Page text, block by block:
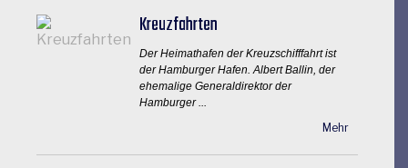
Kreuzfahrten
Der Heimathafen der Kreuzschifffahrt ist
der Hamburger Hafen. Albert Ballin, der
ehemalige Generaldirektor der
Hamburger ...
Mehr